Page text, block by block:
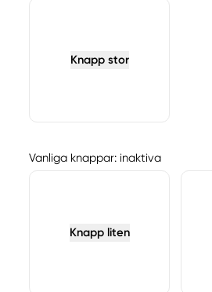
Knapp stor
Vanliga knappar: inaktiva
Knapp liten